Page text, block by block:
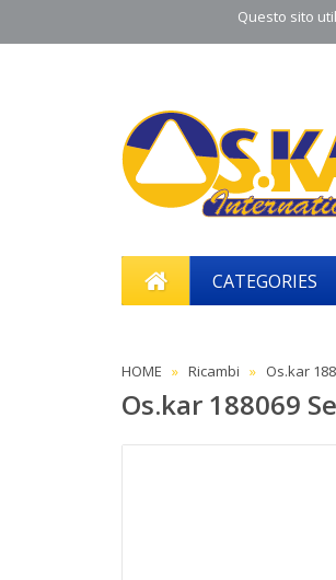
Questo sito
CATEGORIES
HOME Ricambi Os.kar
Os.kar 188069